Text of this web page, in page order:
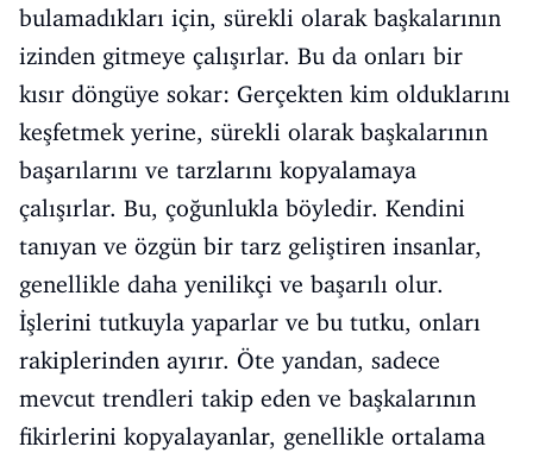
bulamadıkları için, sürekli olarak başkalarının
izinden gitmeye çalışırlar. Bu da onları bir
kısır döngüye sokar: Gerçekten kim olduklarını
keşfetmek yerine, sürekli olarak başkalarının
başarılarını ve tarzlarını kopyalamaya
çalışırlar. Bu, çoğunlukla böyledir. Kendini
tanıyan ve özgün bir tarz geliştiren insanlar,
genellikle daha yenilikçi ve başarılı olur.
İşlerini tutkuyla yaparlar ve bu tutku, onları
rakiplerinden ayırır. Öte yandan, sadece
mevcut trendleri takip eden ve başkalarının
fikirlerini kopyalayanlar, genellikle ortalama